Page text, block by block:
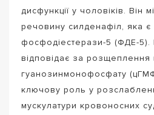
дисфункції у чоловіків. Він
речовину силденафіл, яка є
фосфодіестерази-5 (ФДЕ-
відповідає за розщеплення
гуанозинмонофосфату
ключову роль у
мускулатури кровоносних